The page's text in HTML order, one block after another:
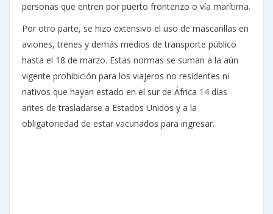
personas que entren por puerto fronterizo o vía marítima.
Por otro parte, se hizo extensivo el uso de mascarillas en
aviones, trenes y demás medios de transporte público
hasta el 18 de marzo. Estas normas se suman a la aún
vigente prohibición para los viajeros no residentes ni
nativos que hayan estado en el sur de África 14 días
antes de trasladarse a Estados Unidos y a la
obligatoriedad de estar vacunados para ingresar.